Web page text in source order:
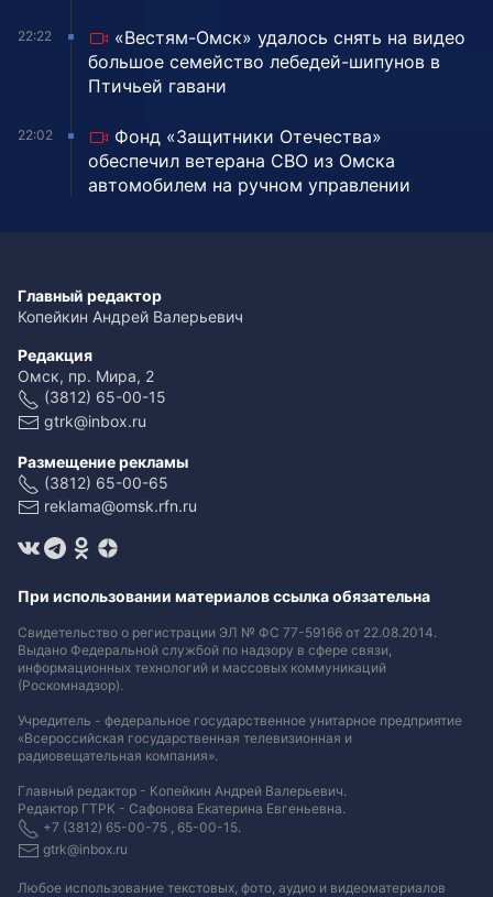
22:22
«Вестям-Омск» удалось снять на видео
большое семейство лебедей-шипунов в
Птичьей гавани
22:02
Фонд «Защитники Отечества»
обеспечил ветерана СВО из Омска
автомобилем на ручном управлении
Главный редактор
Копейкин Андрей Валерьевич
Редакция
Омск, пр. Мира, 2
(3812) 65-00-15
gtrk@inbox.ru
Размещение рекламы
(3812) 65-00-65
reklama@omsk.rfn.ru
При использовании материалов ссылка обязательна
Свидетельство о регистрации ЭЛ № ФС 77-59166 от 22.08.2014.
Выдано Федеральной службой по надзору в сфере связи,
информационных технологий и массовых коммуникаций
(Роскомнадзор).
Учредитель - федеральное государственное унитарное предприятие
«Всероссийская государственная телевизионная и
радиовещательная компания».
Главный редактор - Копейкин Андрей Валерьевич.
Редактор ГТРК - Сафонова Екатерина Евгеньевна.
+7 (3812) 65-00-75 , 65-00-15.
gtrk@inbox.ru
Любое использование текстовых, фото, аудио и видеоматериалов